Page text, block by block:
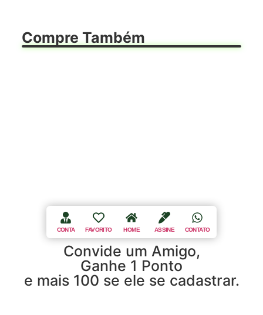
Compre Também
CONTA FAVORITO HOME ASSINE CONTATO
Convide um Amigo,
Ganhe 1 Ponto
e mais 100 se ele se cadastrar.